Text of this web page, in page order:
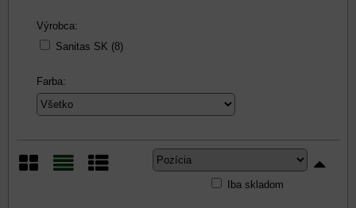
Výrobca:
Sanitas SK (8)
Farba:
Iba skladom